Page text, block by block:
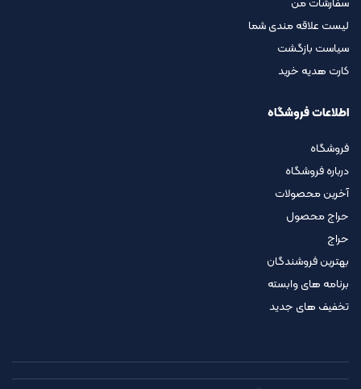
سفارشات من
لیست علاقه مندی شما
سیاست بازگشت
کارت هدیه خرید
اطلاعات فروشگاه
فروشگاه
درباره فروشگاه
آخرین محصولات
حراج محصول
حراج
بهترین فروشندگان
برنامه های وابسته
تخفیف های جدید